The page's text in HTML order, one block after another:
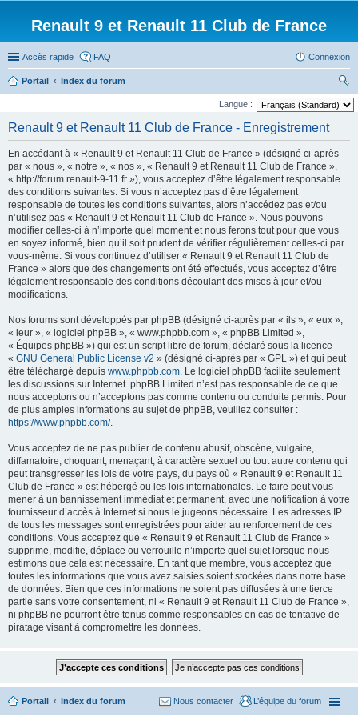
Renault 9 et Renault 11 Club de France
Accès rapide FAQ Connexion
Portail
Index du forum
ec
ch
Langue :
Renault 9 et Renault 11 Club de France - Enregistrement
En accédant à « Renault 9 et Renault 11 Club de France » (désigné ci-après
par « nous », « notre », « nos », « Renault 9 et Renault 11 Club de France »,
« http://forum.renault-9-11.fr »), vous acceptez d’être légalement responsable
des conditions suivantes. Si vous n’acceptez pas d’être légalement
responsable de toutes les conditions suivantes, alors n’accédez pas et/ou
n’utilisez pas « Renault 9 et Renault 11 Club de France ». Nous pouvons
modifier celles-ci à n’importe quel moment et nous ferons tout pour que vous
en soyez informé, bien qu’il soit prudent de vérifier régulièrement celles-ci par
vous-même. Si vous continuez d’utiliser « Renault 9 et Renault 11 Club de
France » alors que des changements ont été effectués, vous acceptez d’être
légalement responsable des conditions découlant des mises à jour et/ou
modifications.
Nos forums sont développés par phpBB (désigné ci-après par « ils », « eux »,
« leur », « logiciel phpBB », « www.phpbb.com », « phpBB Limited »,
« Équipes phpBB ») qui est un script libre de forum, déclaré sous la licence
« GNU General Public License v2 » (désigné ci-après par « GPL ») et qui peut
être téléchargé depuis www.phpbb.com. Le logiciel phpBB facilite seulement
les discussions sur Internet. phpBB Limited n’est pas responsable de ce que
nous acceptons ou n’acceptons pas comme contenu ou conduite permis. Pour
de plus amples informations au sujet de phpBB, veuillez consulter :
https://www.phpbb.com/.
Vous acceptez de ne pas publier de contenu abusif, obscène, vulgaire,
diffamatoire, choquant, menaçant, à caractère sexuel ou tout autre contenu qui
peut transgresser les lois de votre pays, du pays où « Renault 9 et Renault 11
Club de France » est hébergé ou les lois internationales. Le faire peut vous
mener à un bannissement immédiat et permanent, avec une notification à votre
fournisseur d’accès à Internet si nous le jugeons nécessaire. Les adresses IP
de tous les messages sont enregistrées pour aider au renforcement de ces
conditions. Vous acceptez que « Renault 9 et Renault 11 Club de France »
supprime, modifie, déplace ou verrouille n’importe quel sujet lorsque nous
estimons que cela est nécessaire. En tant que membre, vous acceptez que
toutes les informations que vous avez saisies soient stockées dans notre base
de données. Bien que ces informations ne soient pas diffusées à une tierce
partie sans votre consentement, ni « Renault 9 et Renault 11 Club de France »,
ni phpBB ne pourront être tenus comme responsables en cas de tentative de
piratage visant à compromettre les données.
Portail Index du forum L’équipe du forum
Nous contacter